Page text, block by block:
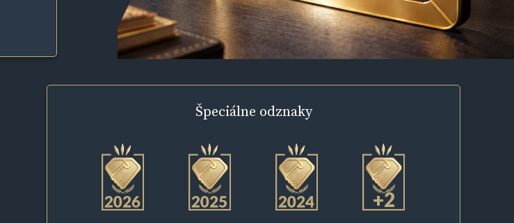
Špeciálne odznaky
+2